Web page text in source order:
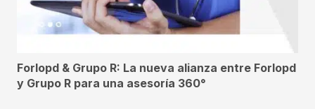
Forlopd & Grupo R: La nueva alianza entre Forlopd
y Grupo R para una asesoría 360°